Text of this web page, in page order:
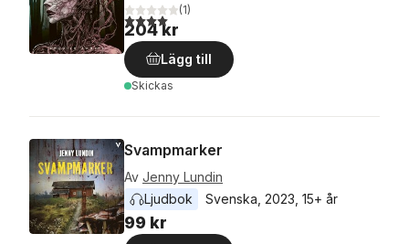
4,0utav 5 stjärnor. Totalt antal röster:
(1)
204 kr
Lägg till
Skickas
Svampmarker
Av Jenny Lundin
Ljudbok
Svenska 2023 15+ år
99 kr